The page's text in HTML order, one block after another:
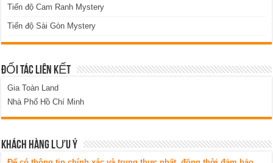
Tiến độ Cam Ranh Mystery
Tiến độ Sài Gòn Mystery
ĐỐI TÁC LIÊN KẾT
Gia Toàn Land
Nhà Phố Hồ Chí Minh
KHÁCH HÀNG LƯU Ý